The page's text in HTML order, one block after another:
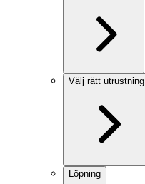
Välj rätt utrustning
Löpning